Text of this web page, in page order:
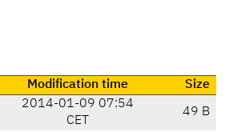
Modification time
Size
2014-01-09 07:54
CET
49 B